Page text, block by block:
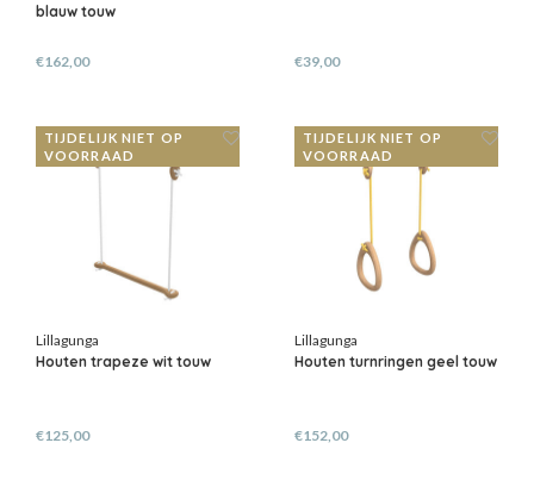
blauw touw
€162,00 €39,00
TIJDELIJK NIET OP
VOORRAAD
Lillagunga
Houten trapeze wit touw
€125,00
TIJDELIJK NIET OP
VOORRAAD
Lillagunga
Houten turnringen geel touw
€152,00